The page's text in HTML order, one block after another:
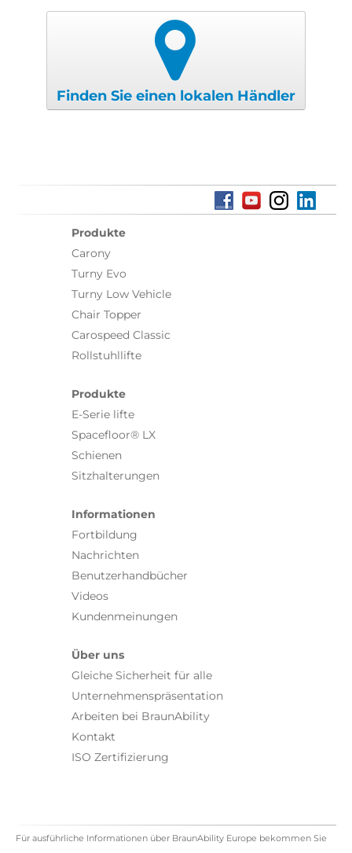
Finden Sie einen lokalen Händler
Produkte
Carony
Turny Evo
Turny Low Vehicle
Chair Topper
Carospeed Classic
Rollstuhllifte
Produkte
E-Serie lifte
Spacefloor® LX
Schienen
Sitzhalterungen
Informationen
Fortbildung
Nachrichten
Benutzerhandbücher
Videos
Kundenmeinungen
Über uns
Gleiche Sicherheit für alle
Unternehmenspräsentation
Arbeiten bei BraunAbility
Kontakt
ISO Zertifizierung
Für ausführliche Informationen über BraunAbility Europe bekommen Sie